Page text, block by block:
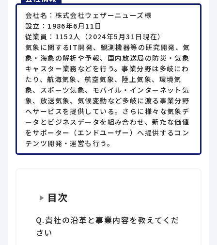
会社名：株式会社ウェザーニューズ様
設立：1986年6月11日
従業員：1152人（2024年5月31日現在）
気象に関するIT開発、観測機器等の研究開発、気
象・海象の解析や予報、国内放送局の防災・気象
キャスター業務などを行う。事業分野は多岐にわ
たり、航海気象、航空気象、陸上気象、環境気
象、スポーツ気象、モバイル・インターネット気
象、放送気象、気候変動など多岐に渡る事業分野
へサービスを提供している。さらに様々な気象デ
ータとビジネスデータを組み合わせ、新たな価値
をサポーター（エンドユーザー）へ提供するコン
テンツ開発・運営も行う。
目次
Q.貴社の沿革と事業内容を教えてくだ
さい